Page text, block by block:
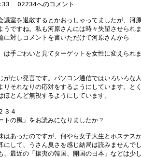
02234へのコメント
室を退散するとかおっしゃってましたが、河
うですね。私も河原さんには時々失望させられ
に対しコメントを書いただけで河原さんから
手ごわいと見てターゲットを女性に変えられ
がたい発言です。パソコン通信ではいろいろな
りそれなりの応対をするようにしています。と
ほとんど無視するようにしています。
４
の風」をお読みになりましたか？
あったのですが、何やら女子大生とホステス
にして、うさん臭さを感じ結局は読みませんで
、最近の「攘夷の韓国、開国の日本」などは少